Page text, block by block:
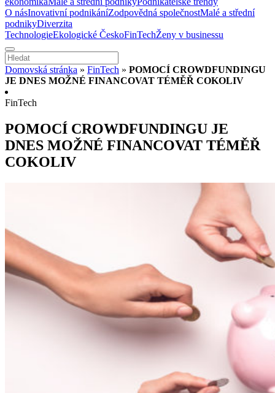
O násInovativní podnikáníZodpovědná společnostMalé a střední
podnikyDiverzita
TechnologieEkologické ČeskoFinTechŽeny v businessu
Domovská stránka » FinTech » POMOCÍ CROWDFUNDINGU
JE DNES MOŽNÉ FINANCOVAT TÉMĚŘ COKOLIV
FinTech
POMOCÍ CROWDFUNDINGU JE
DNES MOŽNÉ FINANCOVAT TÉMĚŘ
COKOLIV